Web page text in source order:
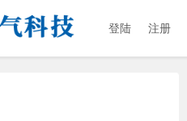
登陆 注册